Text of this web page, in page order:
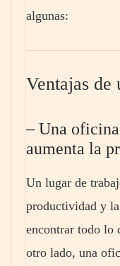
algunas:
Ventajas
– Una
aumenta la
Un lugar de
productividad y
encontrar todo lo
otro lado, una